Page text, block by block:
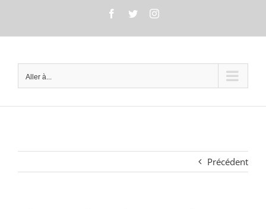
Facebook
TwitterInstagram
Aller à...
Précédent